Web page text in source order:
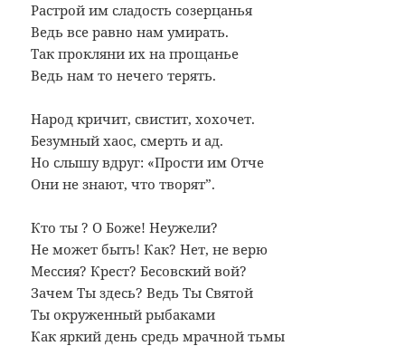
Растрой им сладость созерцанья
Ведь все равно нам умирать.
Так прокляни их на прощанье
Ведь нам то нечего терять.
Народ кричит, свистит, хохочет.
Безумный хаос, смерть и ад.
Но слышу вдруг: «Прости им Отче
Они не знают, что творят”.
Кто ты ? О Боже! Неужели?
Не может быть! Как? Нет, не верю
Мессия? Крест? Бесовский вой?
Зачем Ты здесь? Ведь Ты Святой
Ты окруженный рыбаками
Как яркий день средь мрачной тьмы